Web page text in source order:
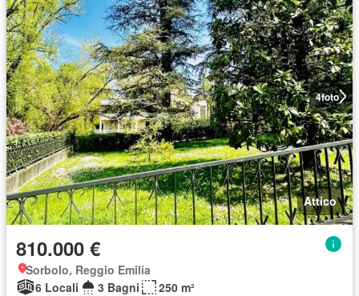
4foto
Attico
810.000 €
Sorbolo, Reggio Emilia
6 Locali
3 Bagni 250 m²